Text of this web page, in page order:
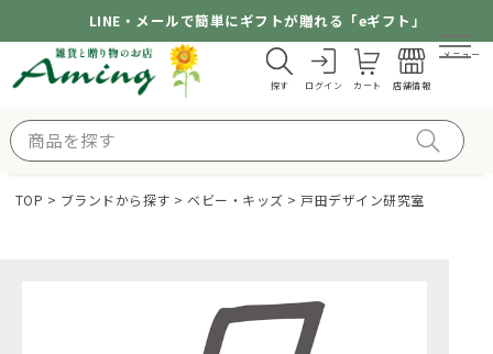
LINE・メールで簡単にギフトが贈れる「eギフト」
探す ログイン カート 店舗情報
メニュー
TOP ブランドから探す ベビー・キッズ 戸田デザイン研究室